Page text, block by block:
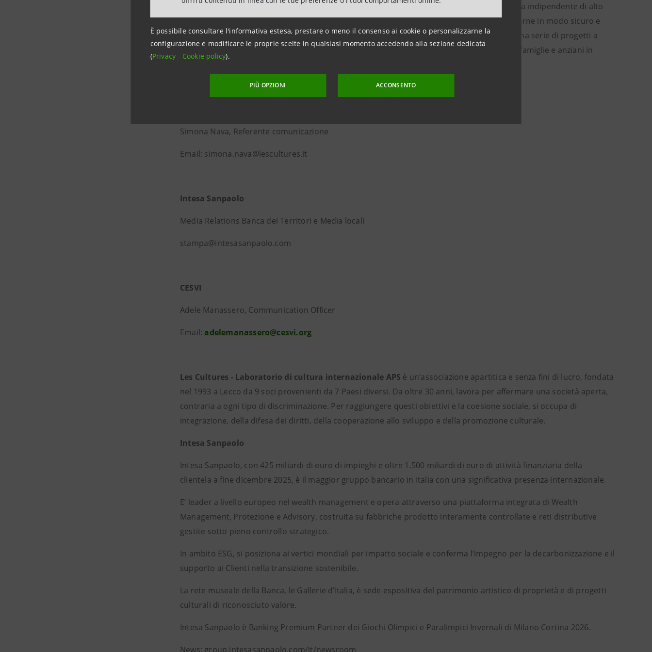
È possibile consultare l'informativa estesa, prestare o meno il consenso ai cookie o personalizzarne la
configurazione e modificare le proprie scelte in qualsiasi momento accedendo alla sezione dedicata
(Privacy- Cookie policy).
PIÙ OPZIONI ACCONSENTO
dei Territori guidata da Stefano Barrese - coadiuvate da CESVI, un’organizzazione umanitaria indipendente di alto
profilo. CESVI supporta Intesa Sanpaolo nell’individuare le migliori progettualità e monitorarne in modo sicuro e
trasparente i risultati e l’impatto generato. Il programma si rinnova su base regolare con una serie di progetti a
tema Green, Social e Job attivati in tutta Italia e pensati per il sostegno di bambini, giovani, famiglie e anziani in
Informazioni per la stampa
Simona Nava, Referente comunicazione
Email: simona.nava@lescultures.it
Intesa Sanpaolo
Media Relations Banca dei Territori e Media locali
stampa@intesasanpaolo.com
CESVI
Adele Manassero, Communication Officer
Email: adelemanassero@cesvi.org
Les Cultures - Laboratorio di cultura internazionale APS è un’associazione apartitica e senza fini di lucro, fondata
nel 1993 a Lecco da 9 soci provenienti da 7 Paesi diversi. Da oltre 30 anni, lavora per affermare una società aperta,
contraria a ogni tipo di discriminazione. Per raggiungere questi obiettivi e la coesione sociale, si occupa di
integrazione, della difesa dei diritti, della cooperazione allo sviluppo e della promozione culturale.
Intesa Sanpaolo
Intesa Sanpaolo, con 425 miliardi di euro di impieghi e oltre 1.500 miliardi di euro di attività finanziaria della
clientela a fine dicembre 2025, è il maggior gruppo bancario in Italia con una significativa presenza internazionale.
E’ leader a livello europeo nel wealth management e opera attraverso una piattaforma integrata di Wealth
Management, Protezione e Advisory, costruita su fabbriche prodotto interamente controllate e reti distributive
gestite sotto pieno controllo strategico.
In ambito ESG, si posiziona ai vertici mondiali per impatto sociale e conferma l’impegno per la decarbonizzazione e il
supporto ai Clienti nella transizione sostenibile.
La rete museale della Banca, le Gallerie d’Italia, è sede espositiva del patrimonio artistico di proprietà e di progetti
culturali di riconosciuto valore.
Intesa Sanpaolo è Banking Premium Partner dei Giochi Olimpici e Paralimpici Invernali di Milano Cortina 2026.
News: group.intesasanpaolo.com/it/newsroom